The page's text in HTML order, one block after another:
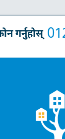
गर्नुहोस्